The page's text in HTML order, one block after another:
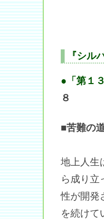
『シル
●「第１
８
■苦難の
地上人生
ら成り立
性が開発
を続けて